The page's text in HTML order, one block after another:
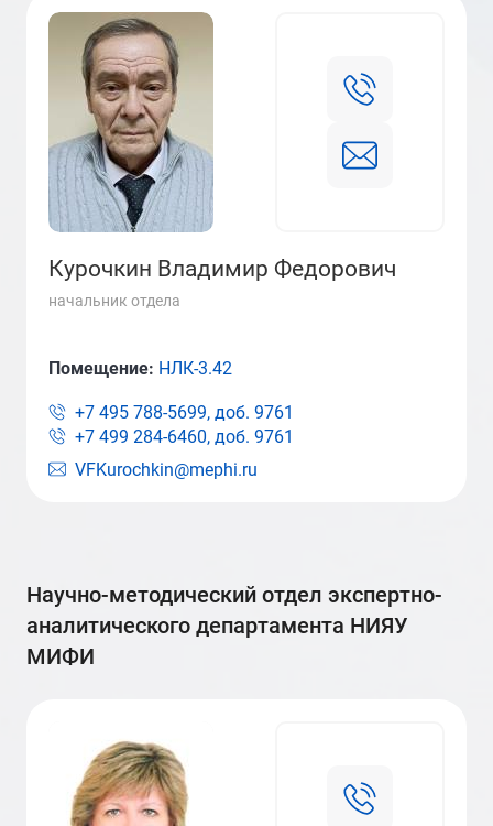
Курочкин Владимир Федорович
начальник отдела
VFKurochkin@mephi.ru
Помещение: НЛК-3.42
+7 495 788-5699, доб. 9761
+7 499 284-6460, доб. 9761
научно-методический отдел экспертно-
аналитического департамента НИЯУ
МИФИ